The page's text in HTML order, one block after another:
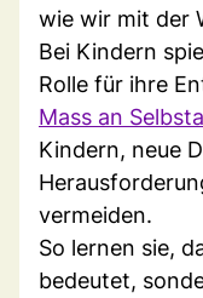
wie wir mit der
Bei Kindern
Rolle für ihre
Mass an
Kindern, neue
vermeiden.
So lernen sie,
bedeutet,